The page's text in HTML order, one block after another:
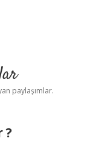
paylaşımlar.
?